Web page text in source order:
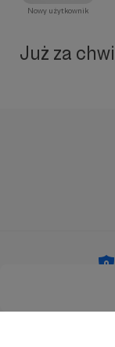
Nowy użytkownik
Już za